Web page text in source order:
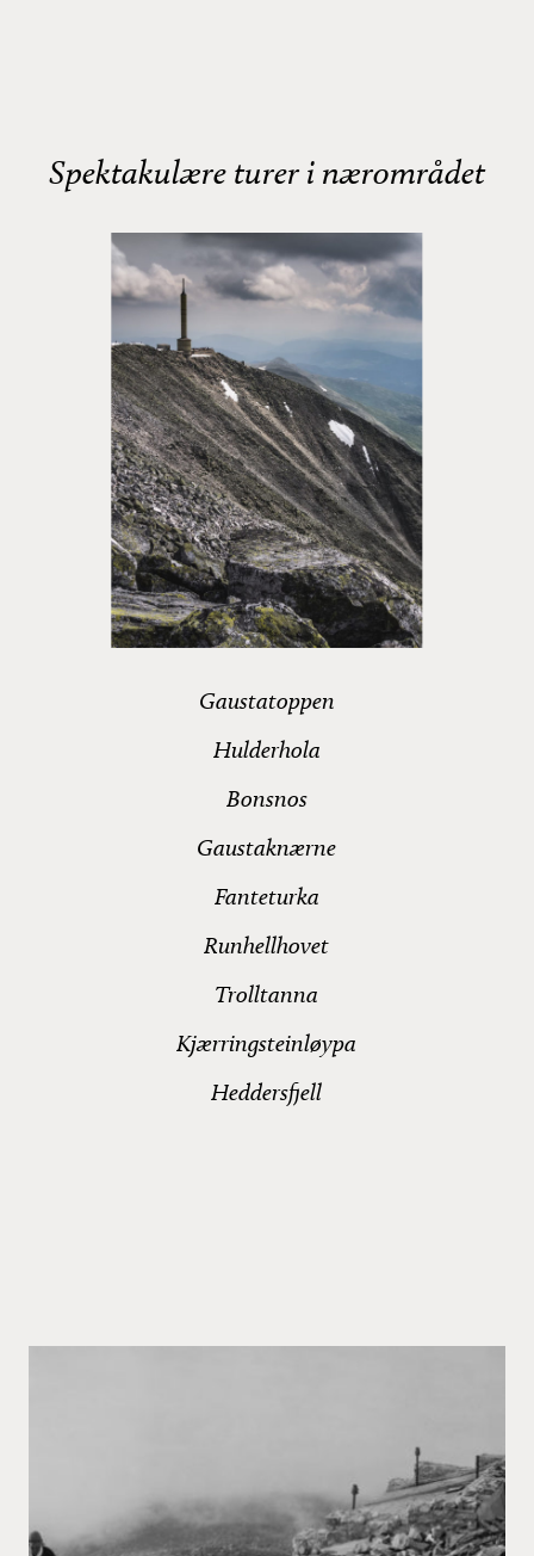
Spektakulære turer i nærområdet
Gaustatoppen
Hulderhola
Bonsnos
Gaustaknærne
Fanteturka
Runhellhovet
Trolltanna
Kjærringsteinløypa
Heddersfjell